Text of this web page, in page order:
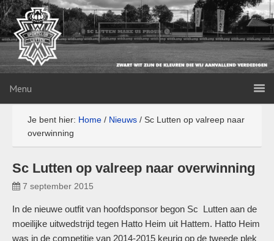
Menu
Je bent hier: Home / Nieuws / Sc Lutten op valreep naar
overwinning
Sc Lutten op valreep naar overwinning
7 september 2015
In de nieuwe outfit van hoofdsponsor begon Sc Lutten aan de
moeilijke uitwedstrijd tegen Hatto Heim uit Hattem. Hatto Heim
was in de competitie van 2014-2015 keurig op de tweede plek